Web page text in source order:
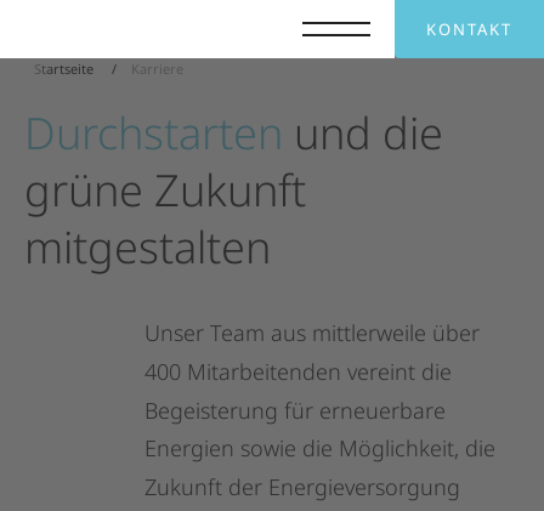
KONTAKT
Startseite Karriere
Durchstarten und die
grüne Zukunft
mitgestalten
Unser Team aus mittlerweile über
400 Mitarbeitenden vereint die
Begeisterung für erneuerbare
Energien sowie die Möglichkeit, die
Zukunft der Energieversorgung